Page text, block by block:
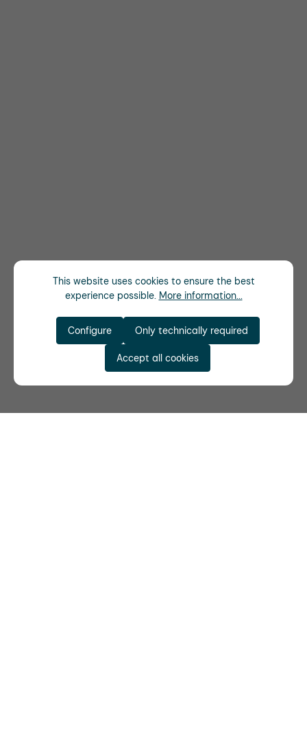
This website uses cookies to ensure the best
experience possible. More information...
Only technically required
Configure
Accept all cookies